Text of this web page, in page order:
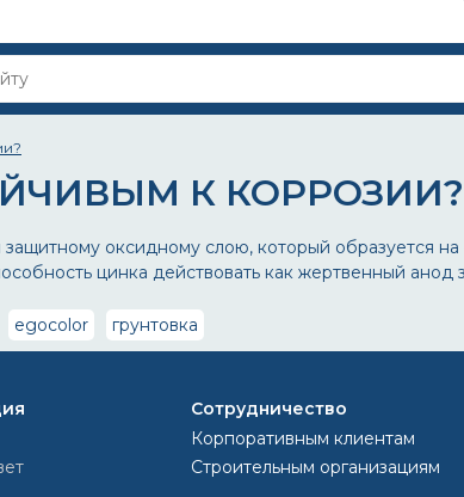
К КОРРОЗИИ?
оксидному слою, который образуется на
цинка действовать как жертвенный анод
egocolor грунтовка
Сотрудничество
Корпоративным клиентам
Строительным организациям